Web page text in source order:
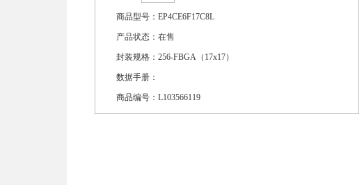
商品型号： EP4CE6F17C8L
产品状态： 在售
封装规格： 256-FBGA（17x17）
数据手册：
商品编号： L103566119